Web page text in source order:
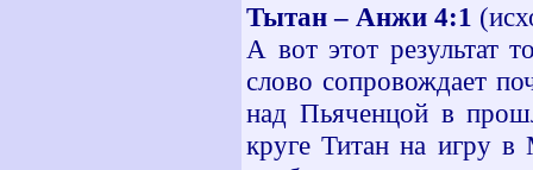
Тытан – Анжи 4:1
А вот этот результат
слово сопровождает
над Пьяченцой в
круге Титан на игру в